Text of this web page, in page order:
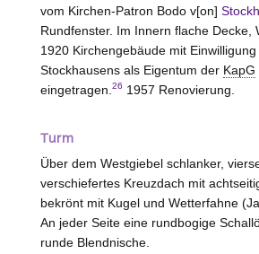
vom Kirchen-Patron Bodo v[on]
Rundfenster. Im Innern flache Decke,
1920 Kirchengebäude mit
Stockhausensals Eigentum der KapG
eingetragen.26 1957 Renovierung.
Turm
Über dem Westgiebel schlanker,
verschiefertes Kreuzdach mit
bekrönt mit Kugel und Wetterfahne
An jeder Seite eine rundbogige
runde Blendnische.